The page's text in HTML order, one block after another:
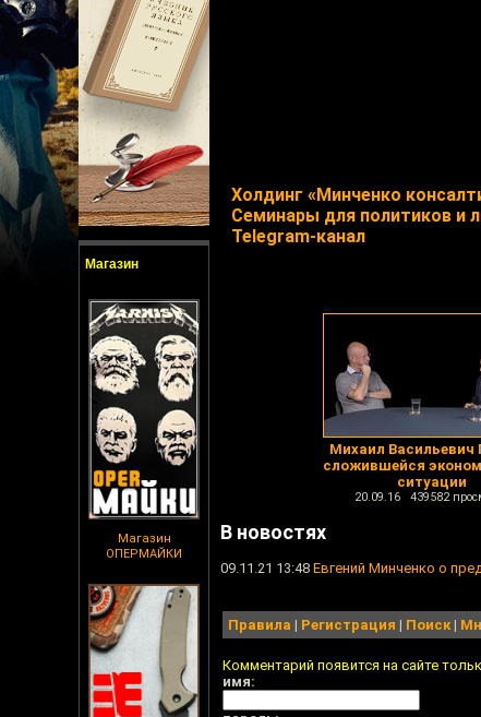
Магазин
Магазин
ОПЕРМАЙКИ
Холдинг «Минченко
Семинары для политиков и
Telegram-канал
Михаил Васильевич
сложившейся
ситуации
20.09.16 439582
В новостях
09.11.21 13:48 Евгений Минченко о
Правила | Регистрация | Поиск|
Комментарий появится на сайте
имя: